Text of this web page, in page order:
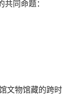
共同命题：
文物馆藏的跨时